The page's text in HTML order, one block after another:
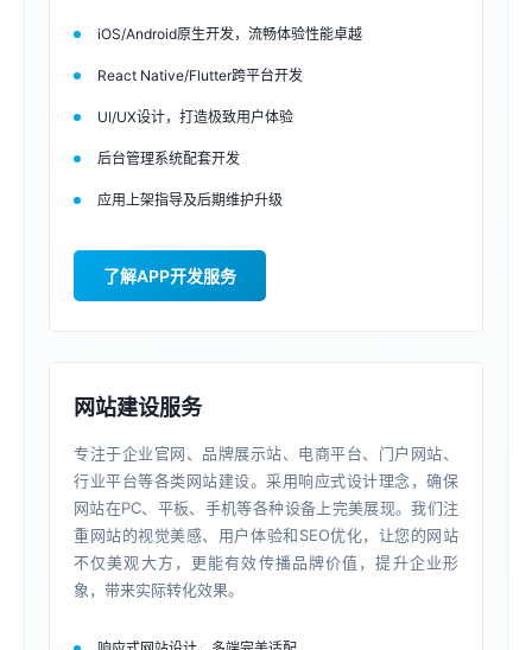
iOS/Android原生开发，流畅体验性能卓越
React Native/Flutter跨平台开发
UI/UX设计，打造极致用户体验
后台管理系统配套开发
应用上架指导及后期维护升级
了解APP开发服务
网站建设服务
专注于企业官网、品牌展示站、电商平台、门户网站、
行业平台等各类网站建设。采用响应式设计理念，确保
网站在PC、平板、手机等各种设备上完美展现。我们注
重网站的视觉美感、用户体验和SEO优化，让您的网站
不仅美观大方，更能有效传播品牌价值，提升企业形
象，带来实际转化效果。